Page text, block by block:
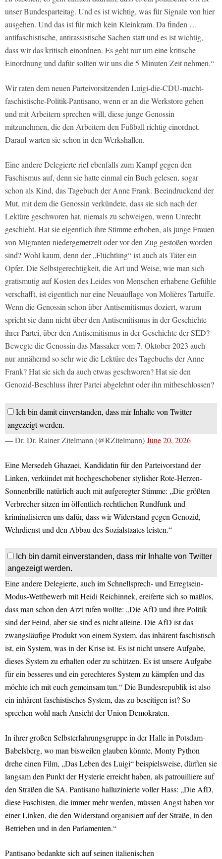
unser Bundesparteitag. Und es ist wichtig, was für Signale von hier
ausgehen. Und das ist für mich kein Kleinkram. Da finden …
antifaschistische, antirassistische Sachen statt und es ist wichtig,
dass wir das kritisch einordnen. Es geht nur um eine kritische
Einordnung und dafür sollten wir uns die 5 Minuten Zeit nehmen.“
Wir raten dem neuen Parteivorsitzenden Luigi-die-CDU-macht-
faschistische-Politik-Pantisano, wenn er an die Werkstore gehen
und mit Arbeitern sprechen will, diese junge Genossin
mitzunehmen, die den Arbeitern den Fußball richtig einordnet.
Darauf warten sie schon in den Werkshallen.
Eine andere Delegierte rief ebenfalls zum Kampf gegen den
Faschismus auf, denn sie hatte einmal ein Buch gelesen, sogar
schon als Kind, das Tagebuch der Anne Frank. Beeindruckend der
Mut, mit dem die Genossin verkündete, dass sie sich nach der
Lektüre geschworen hat, niemals zu schweigen, wenn Unrecht
geschieht. Hat sie eigentlich ihre Stimme erhoben, als junge Frauen
von Migranten niedergemetzelt oder vor den Zug gestoßen worden
sind? Wohl kaum, denn der „Flüchtling“ ist auch als Täter ein
Opfer. Die Selbstgerechtigkeit, die Art und Weise, wie man sich
gratismutig auf Kosten des Leides von Menschen erhabene Gefühle
verschafft, ist eigentlich nur eine Neuauflage von Molières Tartuffe.
Wenn die Genossin schon über Antisemitismus doziert, warum
spricht sie dann nicht über den Antisemitismus in der Geschichte
ihrer Partei, über den Antisemitismus in der Geschichte der SED?
Bewegte die Genossin das Massaker vom 7. Oktober 2023 auch
nur annähernd so sehr wie die Lektüre des Tagebuchs der Anne
Frank? Hat sie sich da auch etwas geschworen? Hat sie den
Genozid-Beschluss ihrer Partei abgelehnt oder ihn mitbeschlossen?
Ich bin damit einverstanden, dass mir Inhalte von Twitter
angezeigt werden.
— Dr. Dr. Rainer Zitelmann (@RZitelmann)June 20, 2026
Eine Mersedeh Ghazaei, Kandidatin für den Parteivorstand der
Linken, verkündet mit hochgeschobener stylisher Rote-Herzen-
Sonnenbrille natürlich auch mit aufgeregter Stimme: „Die größten
Verbrecher sitzen im öffentlich-rechtlichen Rundfunk und
kriminalisieren uns dafür, dass wir Widerstand gegen Genozid,
Wehrdienst und den Abbau des Sozialstaates leisten.“
Ich bin damit einverstanden, dass mir Inhalte von Twitter
angezeigt werden.
Eine andere Delegierte, auch im Schnellsprech- und Erregtsein-
Modus-Wettbewerb mit Heidi Reichinnek, ereiferte sich so maßlos,
dass man schon den Arzt rufen wollte: „Die AfD und ihre Politik
sind der Feind, aber sie sind es nicht alleine. Die AfD ist das
zwangsläufige Produkt von einem System, das inhärent faschistisch
ist, ein System, was in der Krise ist. Es ist nicht unsere Aufgabe,
dieses System zu erhalten oder zu schützen. Es ist unsere Aufgabe
für ein besseres und ein gerechteres System zu kämpfen und das
möchte ich mit euch gemeinsam tun.“ Die Bundesrepublik ist also
ein inhärent faschistisches System, das zu beseitigen ist? So
sprechen wohl nach Ansicht der Union Demokraten.
In ihrer großen Selbsterfahrungsgruppe in der Halle in Potsdam-
Babelsberg, wo man bisweilen glauben könnte, Monty Python
drehe einen Film, „Das Leben des Luigi“ beispielsweise, dürften sie
langsam den Punkt der Hysterie erreicht haben, als patrouilliere auf
den Straßen die SA. Pantisano halluzinierte voller Hass: „Die AfD,
diese Faschisten, die immer mehr werden, müssen Angst haben vor
einer Linken, die den Widerstand organisiert auf der Straße, in den
Betrieben und in den Parlamenten.“
Pantisano bedankte sich auf seinen italienischen